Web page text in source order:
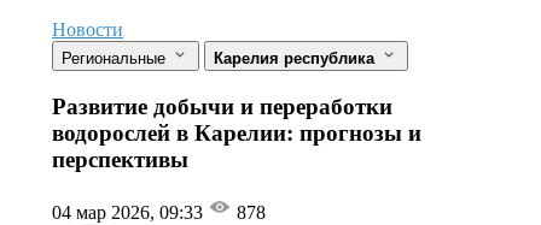
Новости
Региональные Карелия республика
Развитие добычи и переработки
водорослей в Карелии: прогнозы и
перспективы
04 мар 2026, 09:33 878